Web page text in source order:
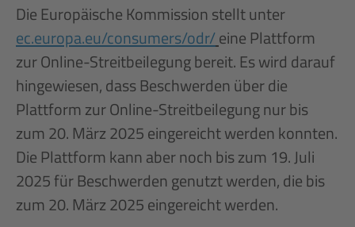
Die Europäische Kommission stellt unter
ec.europa.eu/consumers/odr/eine Plattform
zur Online-Streitbeilegung bereit. Es wird darauf
hingewiesen, dass Beschwerden über die
Plattform zur Online-Streitbeilegung nur bis
zum 20. März 2025 eingereicht werden konnten.
Die Plattform kann aber noch bis zum 19. Juli
2025 für Beschwerden genutzt werden, die bis
zum 20. März 2025 eingereicht werden.